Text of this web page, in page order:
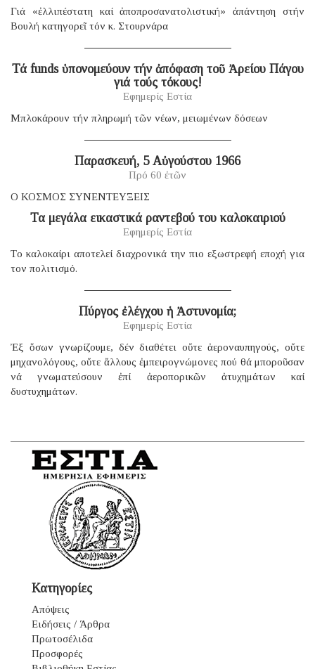
Γιά «ἐλλιπέστατη καί ἀποπροσανατολιστική» ἀπάντηση στήν
Βουλή κατηγορεῖ τόν κ. Στουρνάρα
Τά funds ὑπονομεύουν τήν ἀπόφαση τοῦ Ἀρείου Πάγου
γιά τούς τόκους!
Εφημερίς Εστία
Μπλοκάρουν τήν πληρωμή τῶν νέων, μειωμένων δόσεων
Παρασκευή, 5 Αὐγούστου 1966
Πρό 60 ἐτῶν
Ο ΚΟΣΜΟΣ ΣΥΝΕΝΤΕΥΞΕΙΣ
Τα μεγάλα εικαστικά ραντεβού του καλοκαιριού
Εφημερίς Εστία
Tο καλοκαίρι αποτελεί διαχρονικά την πιο εξωστρεφή εποχή για
τον πολιτισμό.
Πύργος ἐλέγχου ἡ Ἀστυνομία;
Εφημερίς Εστία
Ἐξ ὅσων γνωρίζουμε, δέν διαθέτει οὔτε ἀεροναυπηγούς, οὔτε
μηχανολόγους, οὔτε ἄλλους ἐμπειρογνώμονες πού θά μποροῦσαν
νά γνωματεύσουν ἐπί ἀεροπορικῶν ἀτυχημάτων καί
δυστυχημάτων.
Κατηγορίες
Απόψεις
Ειδήσεις / Άρθρα
Πρωτοσέλιδα
Προσφορές